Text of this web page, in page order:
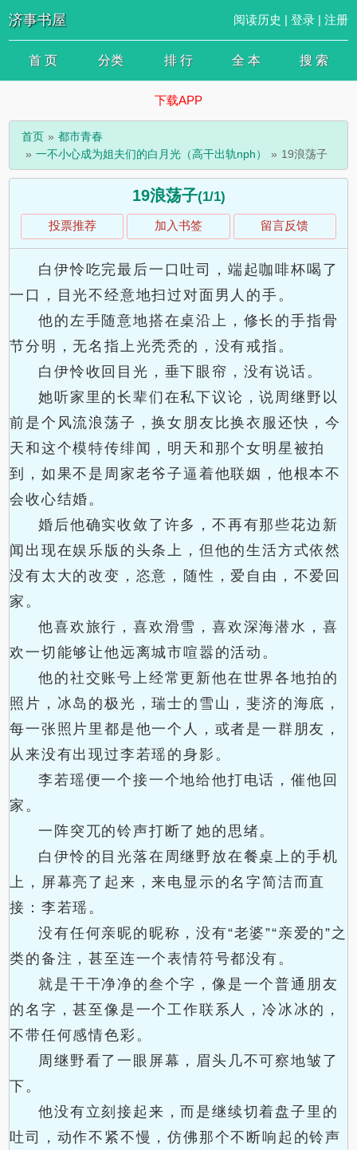
济事书屋 阅读历史 | 登录| 注册
首 页 分类 排 行 全 本 搜 索
下载APP
首页
都市青春
一不小心成为姐夫们的白月光（高干出轨nph）
19浪荡子
19浪荡子(1/1)
投票推荐 加入书签 留言反馈
白伊怜吃完最后一口吐司，端起咖啡杯喝了
一口，目光不经意地扫过对面男人的手。
他的左手随意地搭在桌沿上，修长的手指骨
节分明，无名指上光秃秃的，没有戒指。
白伊怜收回目光，垂下眼帘，没有说话。
她听家里的长辈们在私下议论，说周继野以
前是个风流浪荡子，换女朋友比换衣服还快，今
天和这个模特传绯闻，明天和那个女明星被拍
到，如果不是周家老爷子逼着他联姻，他根本不
会收心结婚。
婚后他确实收敛了许多，不再有那些花边新
闻出现在娱乐版的头条上，但他的生活方式依然
没有太大的改变，恣意，随性，爱自由，不爱回
家。
他喜欢旅行，喜欢滑雪，喜欢深海潜水，喜
欢一切能够让他远离城市喧嚣的活动。
他的社交账号上经常更新他在世界各地拍的
照片，冰岛的极光，瑞士的雪山，斐济的海底，
每一张照片里都是他一个人，或者是一群朋友，
从来没有出现过李若瑶的身影。
李若瑶便一个接一个地给他打电话，催他回
家。
一阵突兀的铃声打断了她的思绪。
白伊怜的目光落在周继野放在餐桌上的手机
上，屏幕亮了起来，来电显示的名字简洁而直
接：李若瑶。
没有任何亲昵的昵称，没有“老婆”“亲爱的”之
类的备注，甚至连一个表情符号都没有。
就是干干净净的叁个字，像是一个普通朋友
的名字，甚至像是一个工作联系人，冷冰冰的，
不带任何感情色彩。
周继野看了一眼屏幕，眉头几不可察地皱了
下。
他没有立刻接起来，而是继续切着盘子里的
吐司，动作不紧不慢，仿佛那个不断响起的铃声